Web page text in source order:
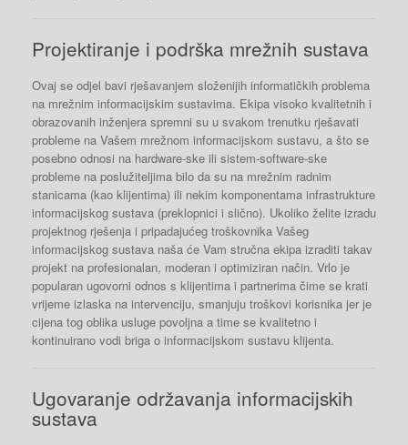
Projektiranje i podrška mrežnih sustava
Ovaj se odjel bavi rješavanjem složenijih informatičkih problema
na mrežnim informacijskim sustavima. Ekipa visoko kvalitetnih i
obrazovanih inženjera spremni su u svakom trenutku rješavati
probleme na Vašem mrežnom informacijskom sustavu, a što se
posebno odnosi na hardware-ske ili sistem-software-ske
probleme na poslužiteljima bilo da su na mrežnim radnim
stanicama (kao klijentima) ili nekim komponentama infrastrukture
informacijskog sustava (preklopnici i slično). Ukoliko želite izradu
projektnog rješenja i pripadajućeg troškovnika Vašeg
informacijskog sustava naša će Vam stručna ekipa izraditi takav
projekt na profesionalan, moderan i optimiziran način. Vrlo je
popularan ugovorni odnos s klijentima i partnerima čime se krati
vrijeme izlaska na intervenciju, smanjuju troškovi korisnika jer je
cijena tog oblika usluge povoljna a time se kvalitetno i
kontinuirano vodi briga o informacijskom sustavu klijenta.
Ugovaranje održavanja informacijskih
sustava